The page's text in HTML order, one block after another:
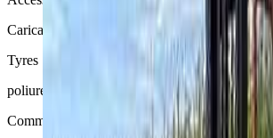
Caricabatterie, Lampeggiante, Cicalino.
Tyres
poliuretano
Comments